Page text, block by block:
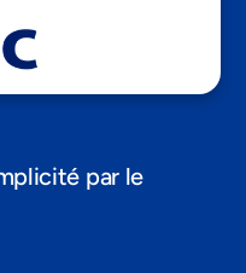
par le